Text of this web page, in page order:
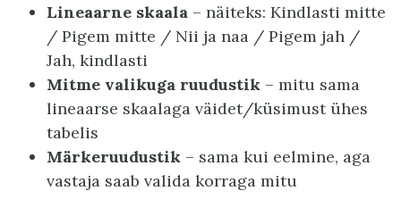
Lineaarne skaala – näiteks: Kindlasti mitte
/ Pigem mitte / Nii ja naa / Pigem jah /
Jah, kindlasti
Mitme valikuga ruudustik – mitu sama
lineaarse skaalaga väidet/küsimust ühes
tabelis
Märkeruudustik – sama kui eelmine, aga
vastaja saab valida korraga mitu